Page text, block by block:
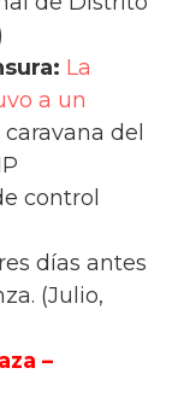
La
a un
del
control
días antes
(Julio,
–